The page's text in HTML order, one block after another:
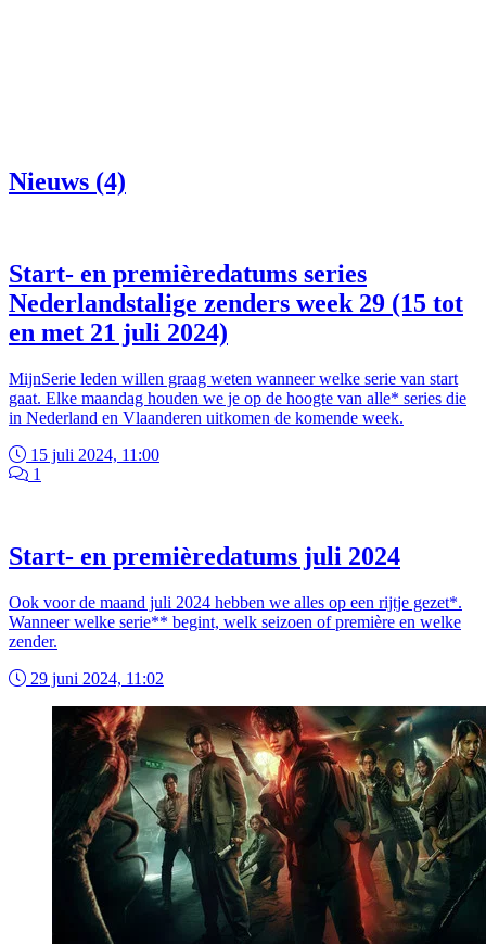
Nieuws (4)
Start- en premièredatums series
Nederlandstalige zenders week 29 (15 tot
en met 21 juli 2024)
MijnSerie leden willen graag weten wanneer welke serie van start
gaat. Elke maandag houden we je op de hoogte van alle* series die
in Nederland en Vlaanderen uitkomen de komende week.
15 juli 2024, 11:00
1
Start- en premièredatums juli 2024
Ook voor de maand juli 2024 hebben we alles op een rijtje gezet*.
Wanneer welke serie** begint, welk seizoen of première en welke
zender.
29 juni 2024, 11:02